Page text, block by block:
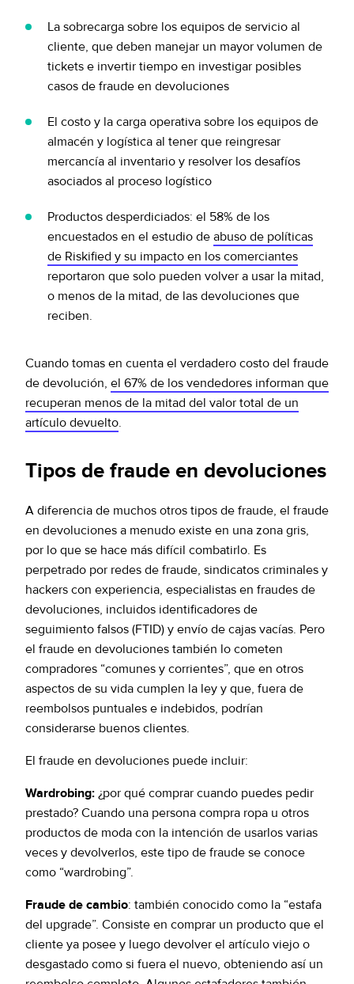
La sobrecarga sobre los equipos de servicio al
cliente, que deben manejar un mayor volumen de
tickets e invertir tiempo en investigar posibles
casos de fraude en devoluciones
El costo y la carga operativa sobre los equipos de
almacén y logística al tener que reingresar
mercancía al inventario y resolver los desafíos
asociados al proceso logístico
Productos desperdiciados: el 58% de los
encuestados en el estudio de abuso de políticas
de Riskified y su impacto en los comerciantes
reportaron que solo pueden volver a usar la mitad,
o menos de la mitad, de las devoluciones que
reciben.
Cuando tomas en cuenta el verdadero costo del fraude
de devolución, el 67% de los vendedores informan que
recuperan menos de la mitad del valor total de un
artículo devuelto.
Tipos de fraude en devoluciones
A diferencia de muchos otros tipos de fraude, el fraude
en devoluciones a menudo existe en una zona gris,
por lo que se hace más difícil combatirlo. Es
perpetrado por redes de fraude, sindicatos criminales y
hackers con experiencia, especialistas en fraudes de
devoluciones, incluidos identificadores de
seguimiento falsos (FTID) y envío de cajas vacías. Pero
el fraude en devoluciones también lo cometen
compradores “comunes y corrientes”, que en otros
aspectos de su vida cumplen la ley y que, fuera de
reembolsos puntuales e indebidos, podrían
considerarse buenos clientes.
El fraude en devoluciones puede incluir:
Wardrobing: ¿por qué comprar cuando puedes pedir
prestado? Cuando una persona compra ropa u otros
productos de moda con la intención de usarlos varias
veces y devolverlos, este tipo de fraude se conoce
como “wardrobing”.
Fraude de cambio: también conocido como la “estafa
del upgrade”. Consiste en comprar un producto que el
cliente ya posee y luego devolver el artículo viejo o
desgastado como si fuera el nuevo, obteniendo así un